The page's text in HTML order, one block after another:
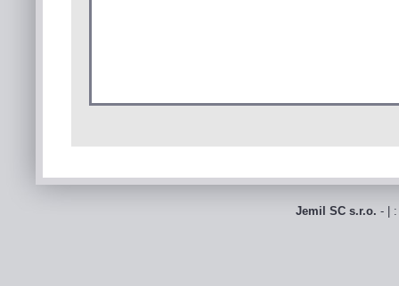
Jemil SC s.r.o. - |